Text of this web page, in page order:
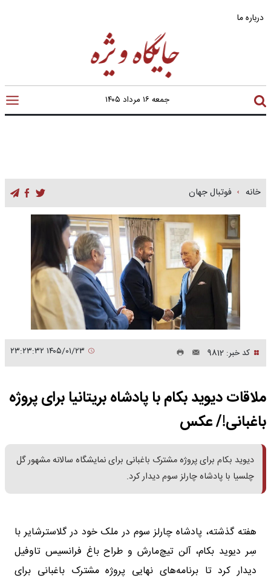
درباره ما
جمعه ۱۶ مرداد ۱۴۰۵
خانه فوتبال جهان
کد خبر: 9812
ملاقات دیوید بکام با پادشاه بریتانیا برای پروژه
باغبانی!/ عکس
دیوید بکام برای پروژه مشترک باغبانی برای نمایشگاه سالانه مشهور گل
چلسیا با پادشاه چارلز سوم دیدار کرد.
هفته گذشته، پادشاه چارلز سوم در ملک خود در گلاسترشایر با
سِر دیوید بکام، آلن تیچ‌مارش و طراح باغ فرانسیس تاوفیل
دیدار کرد تا برنامه‌های نهایی پروژه مشترک باغبانی برای